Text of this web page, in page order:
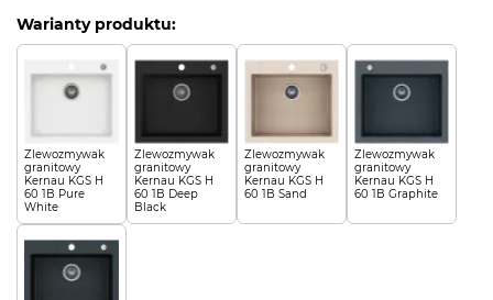
Warianty produktu:
Zlewozmywak
granitowy
Kernau KGS H
60 1B Pure
White
Zlewozmywak
granitowy
Kernau KGS H
60 1B Deep
Black
Zlewozmywak
granitowy
Kernau KGS H
60 1B Sand
Zlewozmywak
granitowy
Kernau KGS H
60 1B Graphite